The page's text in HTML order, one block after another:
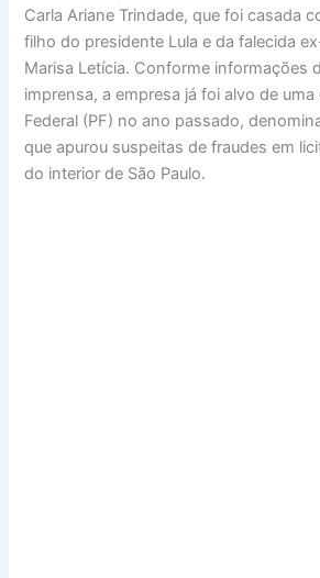
Carla Ariane Trindade, que foi casada
filho do presidente Lula e da falecida
Marisa Letícia. Conforme informações
imprensa, a empresa já foi alvo de
Federal (PF) no ano passado,
que apurou suspeitas de fraudes em
do interior de São Paulo.